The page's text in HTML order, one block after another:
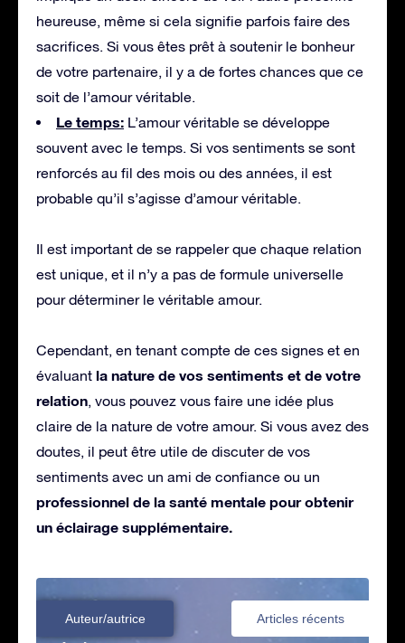
heureuse, même si cela signifie parfois faire des
sacrifices. Si vous êtes prêt à soutenir le bonheur
de votre partenaire, il y a de fortes chances que ce
soit de l’amour véritable.
Le temps: L’amour véritable se développe
souvent avec le temps. Si vos sentiments se sont
renforcés au fil des mois ou des années, il est
probable qu’il s’agisse d’amour véritable.
Il est important de se rappeler que chaque relation
est unique, et il n’y a pas de formule universelle
pour déterminer le véritable amour.
Cependant, en tenant compte de ces signes et en
évaluant la nature de vos sentiments et de votre
relation, vous pouvez vous faire une idée plus
claire de la nature de votre amour. Si vous avez des
doutes, il peut être utile de discuter de vos
sentiments avec un ami de confiance ou un
professionnel de la santé mentale pour obtenir
un éclairage supplémentaire.
Auteur/autrice Articles récents